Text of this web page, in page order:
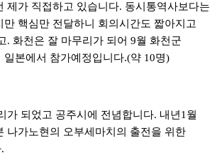
제가 직접하고 있습니다. 동시통역사보다는
만 핵심만 전달하니 회의시간도 짧아지고
. 화천은 잘 마무리가 되어 9월 화천군
일본에서 참가예정입니다.(약 10명)
가 되었고 공주시에 전념합니다. 내년1월
나가노현의 오부세마치의 출전을 위한
.